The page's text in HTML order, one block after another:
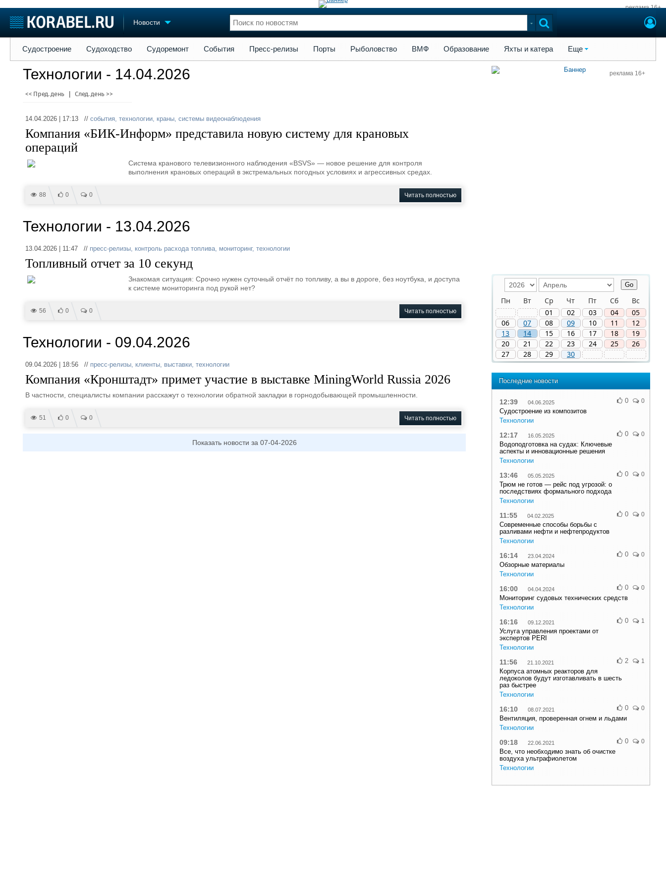
реклама 16+
Новости
Судостроение
Пульс
Компании
Работа
Крюинг
Журнал
Торговая площадка
Доска объявлений
Оборудование
Материалы
Услуги
Конференции
Выставки и семинары
Флот
Судостроение Судоходство Судоремонт События Пресс-релизы Порты Рыболовство ВМФ Образование Яхты и катера Еще
Технологии - 14.04.2026
<< Пред. день След. день >>
14.04.2026 | 17:13 // события, технологии, краны, системы видеонаблюдения
Компания «БИК-Информ» представила новую систему для крановых
операций
Система кранового телевизионного наблюдения «BSVS» — новое решение для контроля
выполнения крановых операций в экстремальных погодных условиях и агрессивных средах.
88 0 0 Читать полностью
Технологии - 13.04.2026
13.04.2026 | 11:47 // пресс-релизы, контроль расхода топлива, мониторинг, технологии
Топливный отчет за 10 секунд
Знакомая ситуация: Срочно нужен суточный отчёт по топливу, а вы в дороге, без ноутбука, и доступа
к системе мониторинга под рукой нет?
56 0 0 Читать полностью
Технологии - 09.04.2026
09.04.2026 | 18:56 // пресс-релизы, клиенты, выставки, технологии
Компания «Кронштадт» примет участие в выставке MiningWorld Russia 2026
В частности, специалисты компании расскажут о технологии обратной закладки в горнодобывающей промышленности.
51 0 0 Читать полностью
Показать новости за 07-04-2026
реклама 16+
Пн Вт Ср Чт Пт Сб
Вс
01
02 03 04
05
06
07 08 09 10 11
12
13
14 15 16 17 18
19
20
21 22 23 24 25
26
27
28 29 30
Последние новости
12:39 04.06.2025
Судостроение из композитов
Технологии
0 0
12:17 16.05.2025
Водоподготовка на судах: Ключевые
аспекты и инновационные решения
Технологии
0 0
13:46 05.05.2025
Трюм не готов — рейс под угрозой: о
последствиях формального подхода
Технологии
0 0
11:55 04.02.2025
Современные способы борьбы с
разливами нефти и нефтепродуктов
Технологии
0 0
16:14 23.04.2024
Обзорные материалы
Технологии
0 0
16:00 04.04.2024
Мониторинг судовых технических средств
Технологии
0 0
16:16 09.12.2021
Услуга управления проектами от
экспертов PERI
Технологии
0 1
11:56 21.10.2021
Корпуса атомных реакторов для
ледоколов будут изготавливать в шесть
раз быстрее
Технологии
2 1
16:10 08.07.2021
Вентиляция, проверенная огнем и льдами
Технологии
0 0
09:18 22.06.2021
Все, что необходимо знать об очистке
воздуха ультрафиолетом
Технологии
0 0